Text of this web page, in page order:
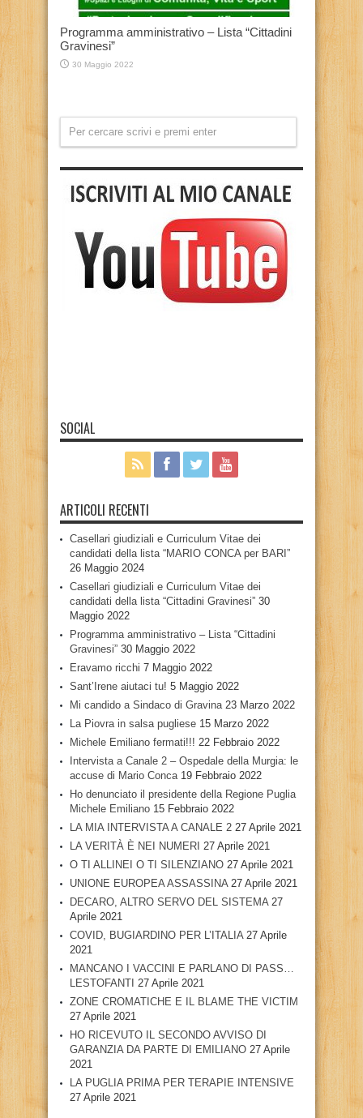
Programma amministrativo – Lista “Cittadini
Gravinesi”
30 Maggio 2022
SOCIAL
ARTICOLI RECENTI
Casellari giudiziali e Curriculum Vitae dei
candidati della lista “MARIO CONCA per BARI”
26 Maggio 2024
Casellari giudiziali e Curriculum Vitae dei
candidati della lista “Cittadini Gravinesi” 30
Maggio 2022
Programma amministrativo – Lista “Cittadini
Gravinesi” 30 Maggio 2022
Eravamo ricchi 7 Maggio 2022
Sant’Irene aiutaci tu! 5 Maggio 2022
Mi candido a Sindaco di Gravina 23 Marzo 2022
La Piovra in salsa pugliese 15 Marzo 2022
Michele Emiliano fermati!!! 22 Febbraio 2022
Intervista a Canale 2 – Ospedale della Murgia: le
accuse di Mario Conca 19 Febbraio 2022
Ho denunciato il presidente della Regione Puglia
Michele Emiliano 15 Febbraio 2022
LA MIA INTERVISTA A CANALE 2 27 Aprile 2021
LA VERITÀ È NEI NUMERI 27 Aprile 2021
O TI ALLINEI O TI SILENZIANO 27 Aprile 2021
UNIONE EUROPEA ASSASSINA 27 Aprile 2021
DECARO, ALTRO SERVO DEL SISTEMA 27
Aprile 2021
COVID, BUGIARDINO PER L’ITALIA 27 Aprile
2021
MANCANO I VACCINI E PARLANO DI PASS…
LESTOFANTI 27 Aprile 2021
ZONE CROMATICHE E IL BLAME THE VICTIM
27 Aprile 2021
HO RICEVUTO IL SECONDO AVVISO DI
GARANZIA DA PARTE DI EMILIANO 27 Aprile
2021
LA PUGLIA PRIMA PER TERAPIE INTENSIVE
27 Aprile 2021